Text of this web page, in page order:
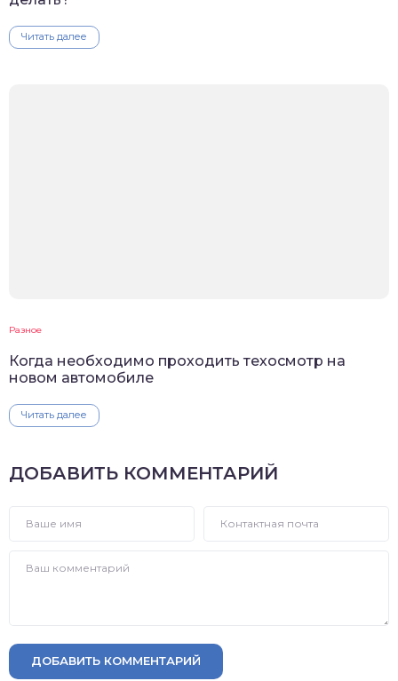
Читать далее
Разное
Когда необходимо проходить техосмотр на
новом автомобиле
Читать далее
ДОБАВИТЬ КОММЕНТАРИЙ
ДОБАВИТЬ КОММЕНТАРИЙ